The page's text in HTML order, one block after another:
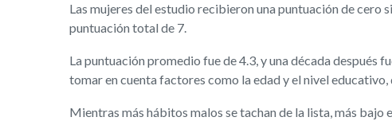
Las mujeres del estudio recibieron una puntuación de cero
puntuación total de 7.
La puntuación promedio fue de 4.3, y una década después
tomar en cuenta factores como la edad y el nivel educativo,
Mientras más hábitos malos se tachan de la lista, más